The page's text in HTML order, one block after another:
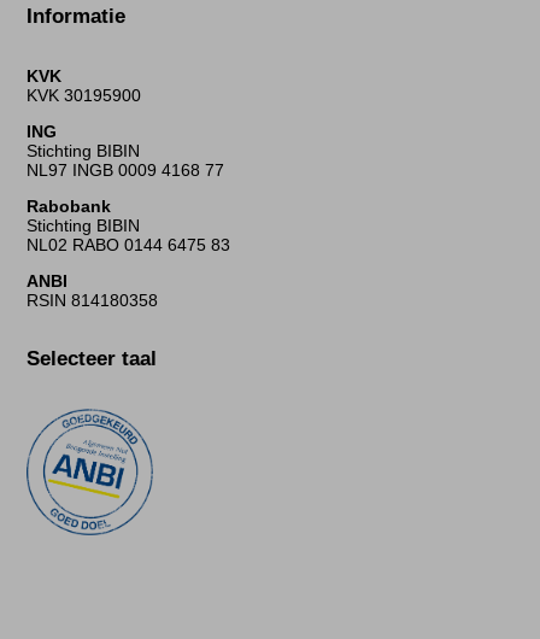
Informatie
KVK
KVK 30195900
ING
Stichting BIBIN
NL97 INGB 0009 4168 77
Rabobank
Stichting BIBIN
NL02 RABO 0144 6475 83
ANBI
RSIN 814180358
Selecteer taal